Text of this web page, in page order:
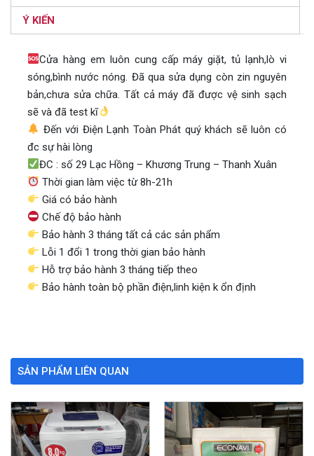
Ý KIẾN
Cửa hàng em luôn cung cấp máy giặt, tủ lạnh,lò vi
sóng,bình nước nóng. Đã qua sửa dụng còn zin nguyên
bản,chưa sửa chữa. Tất cả máy đã được vệ sinh sạch
sẽ và đã test kĩ
Đến với Điện Lạnh Toàn Phát quý khách sẽ luôn có
đc sự hài lòng
ĐC : số 29 Lạc Hồng – Khương Trung – Thanh Xuân
Thời gian làm việc từ 8h-21h
Giá có bảo hành
Chế độ bảo hành
Bảo hành 3 tháng tất cả các sản phẩm
Lỗi 1 đổi 1 trong thời gian bảo hành
Hỗ trợ bảo hành 3 tháng tiếp theo
Bảo hành toàn bộ phần điện,linh kiện k ổn định
SẢN PHẨM LIÊN QUAN